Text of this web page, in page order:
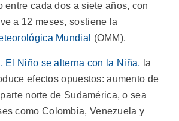
entre cada dos a siete años, con
a 12 meses, sostiene la
Mundial (OMM).
El Niño se alterna con la Niña, la
efectos opuestos: aumento de
norte de Sudamérica, o sea
como Colombia, Venezuela y